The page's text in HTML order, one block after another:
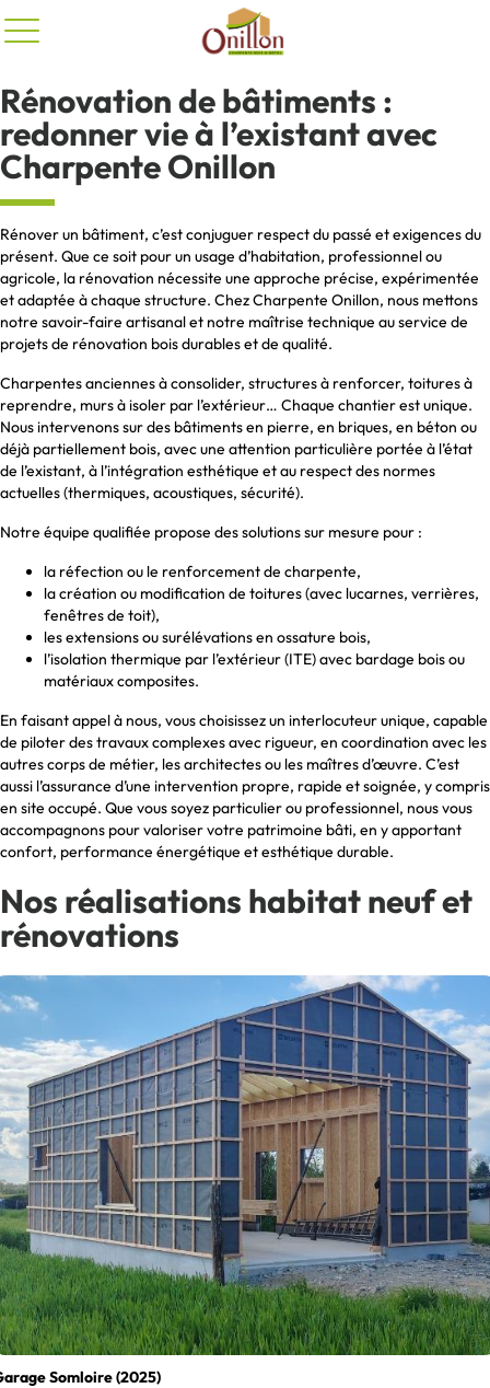
Rénovation de bâtiments :
redonner vie à l’existant avec
Charpente Onillon
Rénover un bâtiment, c’est conjuguer respect du passé et exigences du
présent. Que ce soit pour un usage d’habitation, professionnel ou
agricole, la rénovation nécessite une approche précise, expérimentée
et adaptée à chaque structure. Chez Charpente Onillon, nous mettons
notre savoir-faire artisanal et notre maîtrise technique au service de
projets de rénovation bois durables et de qualité.
Charpentes anciennes à consolider, structures à renforcer, toitures à
reprendre, murs à isoler par l’extérieur… Chaque chantier est unique.
Nous intervenons sur des bâtiments en pierre, en briques, en béton ou
déjà partiellement bois, avec une attention particulière portée à l’état
de l’existant, à l’intégration esthétique et au respect des normes
actuelles (thermiques, acoustiques, sécurité).
Notre équipe qualifiée propose des solutions sur mesure pour :
la réfection ou le renforcement de charpente,
la création ou modification de toitures (avec lucarnes, verrières,
fenêtres de toit),
les extensions ou surélévations en ossature bois,
l’isolation thermique par l’extérieur (ITE) avec bardage bois ou
matériaux composites.
En faisant appel à nous, vous choisissez un interlocuteur unique, capable
de piloter des travaux complexes avec rigueur, en coordination avec les
autres corps de métier, les architectes ou les maîtres d’œuvre. C’est
aussi l’assurance d’une intervention propre, rapide et soignée, y compris
en site occupé. Que vous soyez particulier ou professionnel, nous vous
accompagnons pour valoriser votre patrimoine bâti, en y apportant
confort, performance énergétique et esthétique durable.
Nos réalisations habitat neuf et
rénovations
Somloire (2025)